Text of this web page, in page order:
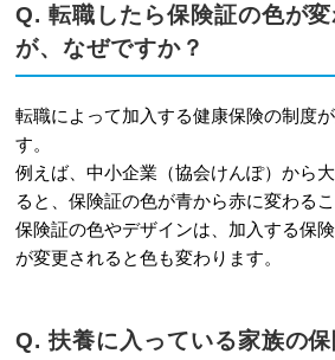
Q. 転職したら保険証の色が
が、なぜですか？
転職によって加入する健康保険の制度
す。
例えば、中小企業（協会けんぽ）から
ると、保険証の色が青から赤に変わるこ
保険証の色やデザインは、加入する保
が変更されると色も変わります。
Q. 扶養に入っている家族の